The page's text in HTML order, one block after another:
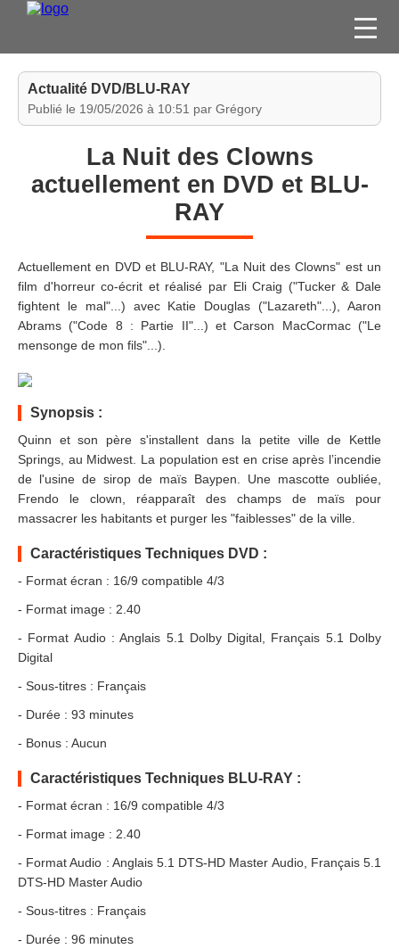
FILMS
JEUX VIDÉO
CONCOURS
ESPACE
MEMBRE
Actualité DVD/BLU-RAY
Publié le 19/05/2026 à 10:51 par Grégory
La Nuit des Clowns
actuellement en DVD et BLU-
RAY
Actuellement en DVD et BLU-RAY, "La Nuit des Clowns" est un
film d'horreur co-écrit et réalisé par Eli Craig ("Tucker & Dale
fightent le mal"...) avec Katie Douglas ("Lazareth"...), Aaron
Abrams ("Code 8 : Partie II"...) et Carson MacCormac ("Le
mensonge de mon fils"...).
Synopsis :
Quinn et son père s'installent dans la petite ville de Kettle
Springs, au Midwest. La population est en crise après l’incendie
de l'usine de sirop de maïs Baypen. Une mascotte oubliée,
Frendo le clown, réapparaît des champs de maïs pour
massacrer les habitants et purger les "faiblesses" de la ville.
Caractéristiques Techniques DVD :
- Format écran : 16/9 compatible 4/3
- Format image : 2.40
- Format Audio : Anglais 5.1 Dolby Digital, Français 5.1 Dolby
Digital
- Sous-titres : Français
- Durée : 93 minutes
- Bonus : Aucun
Caractéristiques Techniques BLU-RAY :
- Format écran : 16/9 compatible 4/3
- Format image : 2.40
- Format Audio : Anglais 5.1 DTS-HD Master Audio, Français 5.1
DTS-HD Master Audio
- Sous-titres : Français
- Durée : 96 minutes